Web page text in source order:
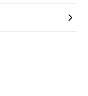
にくい！